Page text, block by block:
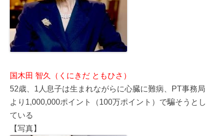
国木田 智久（くにきだ ともひさ）
52歳、1人息子は生まれながらに心臓に難病、PT事務局
より1,000,000ポイント（100万ポイント）で騙そうとし
ている
【写真】